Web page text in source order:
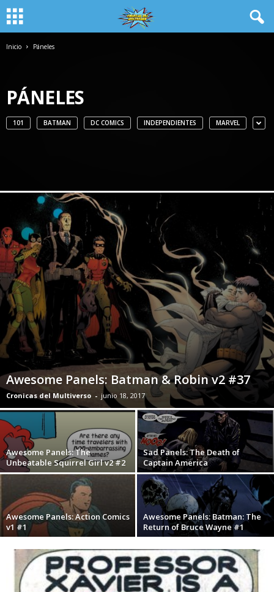
Inicio Páneles
PÁNELES
101 BATMAN DC COMICS INDEPENDIENTES MARVEL
Awesome Panels: Batman & Robin v2 #37
Cronicas del Multiverso - junio 18, 2017
Awesome Panels: The
Unbeatable Squirrel Girl v2 #2
Sad Panels: The Death of
Captain America
Awesome Panels: Action Comics
v1 #1
Awesome Panels: Batman: The
Return of Bruce Wayne #1